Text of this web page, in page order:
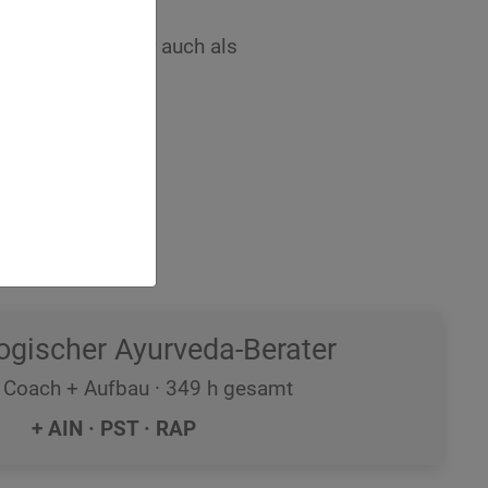
(w) oder auch als
Ayurveda-Berater
+ Aufbau · 349 h gesamt
+ AIN · PST · RAP